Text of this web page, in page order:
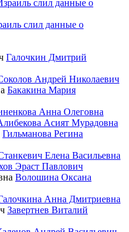
слил данные о
Галочкин Дмитрий
Андрей Николаевич
Бакакина Мария
Анна Олеговна
Асият Мурадовна
Гильманова Регина
Елена Васильевна
Эраст Павлович
Волошина Оксана
Анна Дмитриевна
Завертнев Виталий